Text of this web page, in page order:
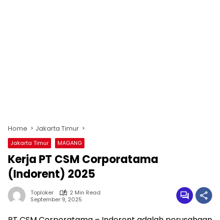
Home Jakarta Timur
Jakarta Timur MAGANG
Kerja PT CSM Corporatama
(Indorent) 2025
Toploker
2 Min Read
September 9, 2025